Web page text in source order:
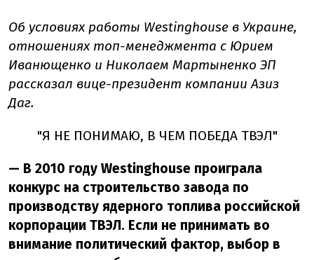
Об условиях работы Westinghouse в Украине,
отношениях топ-менеджмента с Юрием
Иванющенко и Николаем Мартыненко ЭП
рассказал вице-президент компании Азиз
Даг.
"Я НЕ ПОНИМАЮ, В ЧЕМ ПОБЕДА ТВЭЛ"
— В 2010 году Westinghouse проиграла
конкурс на строительство завода по
производству ядерного топлива российской
корпорации ТВЭЛ. Если не принимать во
внимание политический фактор, выбор в